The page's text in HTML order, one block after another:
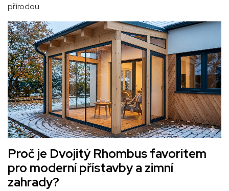
přírodou.
Proč je Dvojitý Rhombus favoritem
pro moderní přístavby a zimní
zahrady?